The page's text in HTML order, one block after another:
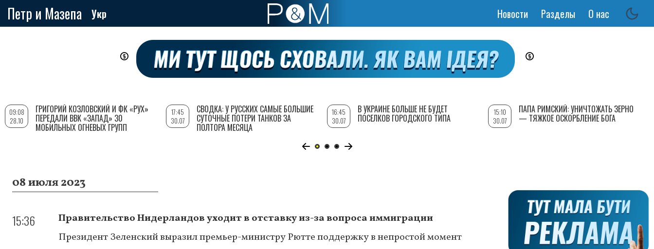
Петр и Мазепа Укр
Основная
Новости Разделы О нас
08 июля 2023
15:36
Правительство Нидерландов уходит в отставку из-за вопроса иммиграции
Президент Зеленский выразил премьер-министру Рютте поддержку в непростой момент
09:08
28.10
ГРИГОРИЙ КОЗЛОВСКИЙ И ФК «РУХ»
ПЕРЕДАЛИ ВВК «ЗАПАД» 30
МОБИЛЬНЫХ ОГНЕВЫХ ГРУПП
17:45
30.07
СВОДКА: У РУССКИХ САМЫЕ БОЛЬШИЕ
СУТОЧНЫЕ ПОТЕРИ ТАНКОВ ЗА
ПОЛТОРА МЕСЯЦА
16:45
30.07
В УКРАИНЕ БОЛЬШЕ НЕ БУДЕТ
ПОСЕЛКОВ ГОРОДСКОГО ТИПА
15:10
30.07
ПАПА РИМСКИЙ: УНИЧТОЖАТЬ ЗЕРНО
— ТЯЖКОЕ ОСКОРБЛЕНИЕ БОГА